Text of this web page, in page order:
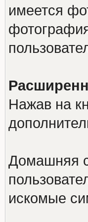
имеется
Нажав на
Домашняя
искомые